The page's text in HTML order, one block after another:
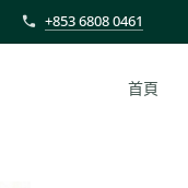
+853 6808 0461
首頁